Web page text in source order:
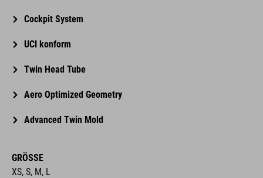
Cockpit System
UCI konform
Twin Head Tube
Aero Optimized Geometry
Advanced Twin Mold
GRÖSSE
XS, S, M, L